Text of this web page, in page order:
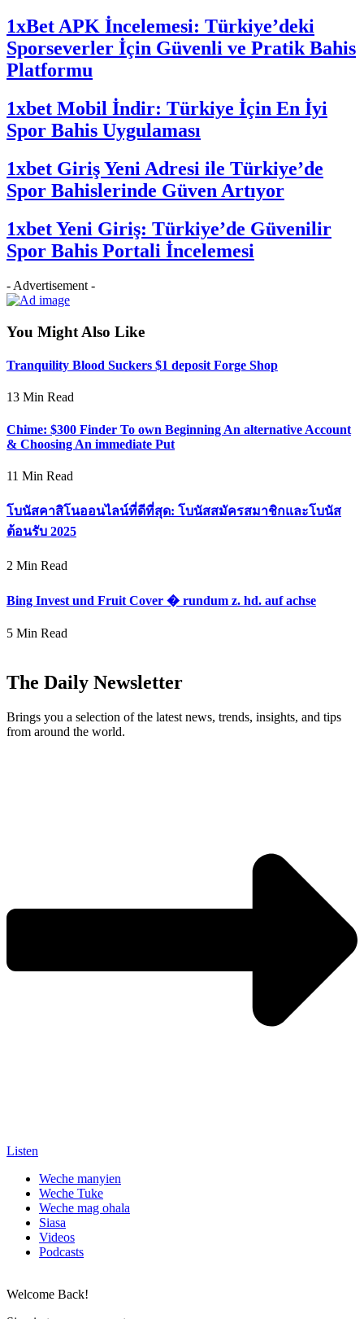
1xBet APK İncelemesi: Türkiye’deki
Sporseverler İçin Güvenli ve Pratik Bahis
Platformu
1xbet Mobil İndir: Türkiye İçin En İyi
Spor Bahis Uygulaması
1xbet Giriş Yeni Adresi ile Türkiye’de
Spor Bahislerinde Güven Artıyor
1xbet Yeni Giriş: Türkiye’de Güvenilir
Spor Bahis Portali İncelemesi
- Advertisement -
You Might Also Like
Tranquility Blood Suckers $1 deposit Forge Shop
13 Min Read
Chime: $300 Finder To own Beginning An alternative Account
& Choosing An immediate Put
11 Min Read
โบนัสคาสิโนออนไลน์ที่ดีที่สุด: โบนัสสมัครสมาชิกและโบนัส
ต้อนรับ 2025
2 Min Read
Bing Invest und Fruit Cover � rundum z. hd. auf achse
5 Min Read
The Daily Newsletter
Brings you a selection of the latest news, trends, insights, and tips
from around the world.
Listen
Weche manyien
Weche Tuke
Weche mag ohala
Siasa
Videos
Podcasts
Welcome Back!